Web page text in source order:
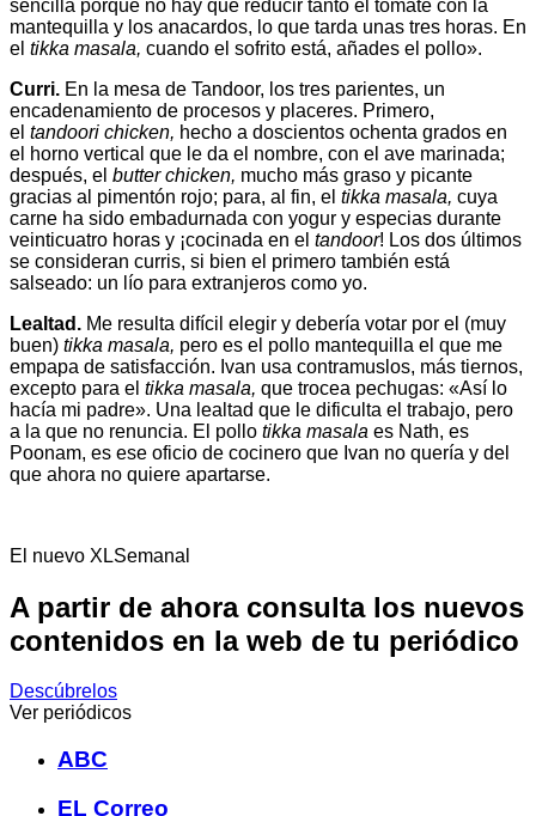
sencilla porque no hay que reducir tanto el tomate con la
mantequilla y los anacardos, lo que tarda unas tres horas. En
el tikka masala, cuando el sofrito está, añades el pollo».
Curri. En la mesa de Tandoor, los tres parientes, un
encadenamiento de procesos y placeres. Primero,
el tandoori chicken, hecho a doscientos ochenta grados en
el horno vertical que le da el nombre, con el ave marinada;
después, el butter chicken, mucho más graso y picante
gracias al pimentón rojo; para, al fin, el tikka masala, cuya
carne ha sido embadurnada con yogur y especias durante
veinticuatro horas y ¡cocinada en el tandoor! Los dos últimos
se consideran curris, si bien el primero también está
salseado: un lío para extranjeros como yo.
Lealtad. Me resulta difícil elegir y debería votar por el (muy
buen) tikka masala, pero es el pollo mantequilla el que me
empapa de satisfacción. Ivan usa contramuslos, más tiernos,
excepto para el tikka masala, que trocea pechugas: «Así lo
hacía mi padre». Una lealtad que le dificulta el trabajo, pero
a la que no renuncia. El pollo tikka masala es Nath, es
Poonam, es ese oficio de cocinero que Ivan no quería y del
que ahora no quiere apartarse.
El nuevo XLSemanal
A partir de ahora consulta los nuevos
contenidos en la web de tu periódico
Descúbrelos
Ver periódicos
ABC
EL Correo